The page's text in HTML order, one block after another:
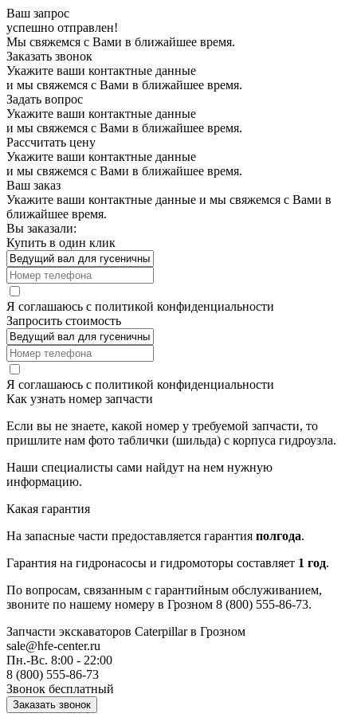
Ваш запрос
успешно отправлен!
Мы свяжемся с Вами в ближайшее время.
Заказать звонок
Укажите ваши контактные данные
и мы свяжемся с Вами в ближайшее время.
Задать вопрос
Укажите ваши контактные данные
и мы свяжемся с Вами в ближайшее время.
Рассчитать цену
Укажите ваши контактные данные
и мы свяжемся с Вами в ближайшее время.
Ваш заказ
Укажите ваши контактные данные и мы свяжемся с Вами в
ближайшее время.
Вы заказали:
Купить в один клик
Я соглашаюсь с политикой конфиденциальности
Запросить стоимость
Я соглашаюсь с политикой конфиденциальности
Как узнать номер запчасти
Если вы не знаете, какой номер у требуемой запчасти, то
пришлите нам фото таблички (шильда) с корпуса гидроузла.
Наши специалисты сами найдут на нем нужную
информацию.
Какая гарантия
На запасные части предоставляется гарантия полгода.
Гарантия на гидронасосы и гидромоторы составляет 1 год.
По вопросам, связанным с гарантийным обслуживанием,
звоните по нашему номеру в Грозном 8 (800) 555-86-73.
Запчасти экскаваторов Caterpillarв Грозном
sale@hfe-center.ru
Пн.-Вс. 8:00 - 22:00
8 (800) 555-86-73
Звонок бесплатный